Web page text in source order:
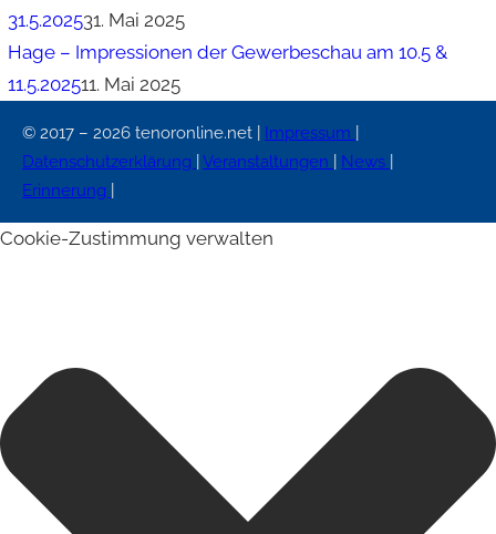
31.5.202531. Mai 2025
Hage – Impressionen der Gewerbeschau am 10.5 &
11.5.202511. Mai 2025
© 2017 – 2026 tenoronline.net | Impressum
Datenschutzerklärung
Veranstaltungen News
Erinnerung
Cookie-Zustimmung verwalten